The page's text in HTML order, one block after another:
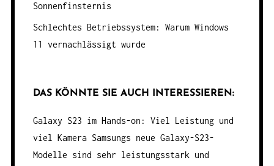
Sonnenfinsternis
Schlechtes Betriebssystem: Warum Windows
11 vernachlässigt wurde
DAS KÖNNTE SIE AUCH INTERESSIEREN:
Galaxy S23 im Hands-on: Viel Leistung und
viel KameraSamsungs neue Galaxy-S23-
Modelle sind sehr leistungsstark und